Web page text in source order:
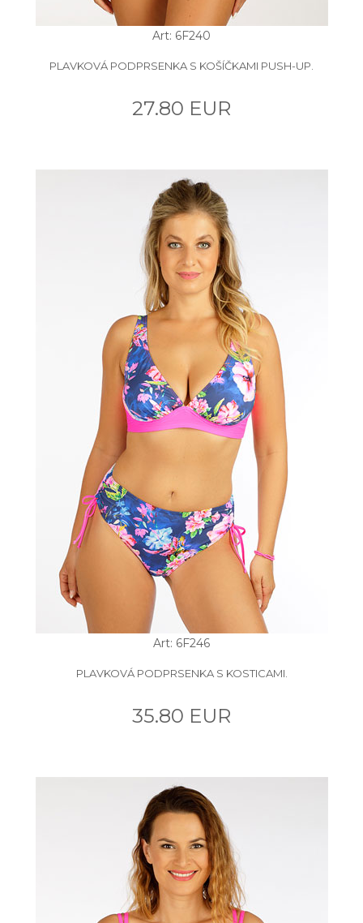
Art: 6F240
PLAVKOVÁ PODPRSENKA S KOŠÍČKAMI PUSH-UP.
27.80 EUR
Art: 6F246
PLAVKOVÁ PODPRSENKA S KOSTICAMI.
35.80 EUR